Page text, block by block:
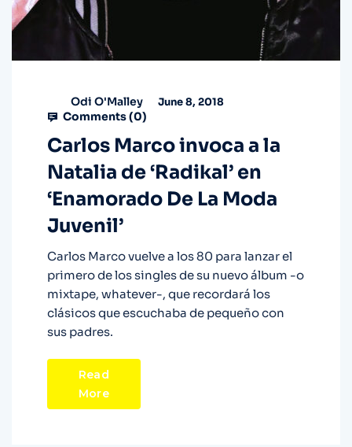
Odi O'Malley June 8, 2018
Comments (0)
Carlos Marco invoca a la
Natalia de ‘Radikal’ en
‘Enamorado De La Moda
Juvenil’
Carlos Marco vuelve a los 80 para lanzar el
primero de los singles de su nuevo álbum -o
mixtape, whatever-, que recordará los
clásicos que escuchaba de pequeño con
sus padres.
Read
More